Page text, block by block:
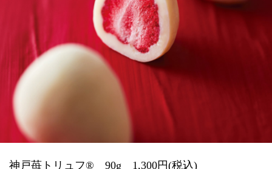
神戸苺トリュフ® 90g 1,300円(税込)